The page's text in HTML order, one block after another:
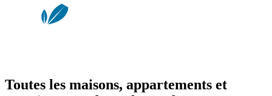
Toutes les maisons, appartements et